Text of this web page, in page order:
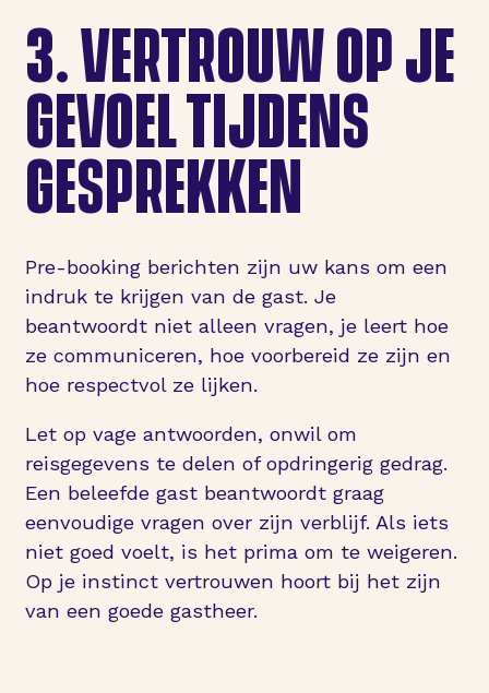
3.VERTROUW OP JE
GEVOEL TIJDENS
GESPREKKEN
Pre-booking berichten zijn uw kans om een
indruk te krijgen van de gast. Je
beantwoordt niet alleen vragen, je leert hoe
ze communiceren, hoe voorbereid ze zijn en
hoe respectvol ze lijken.
Let op vage antwoorden, onwil om
reisgegevens te delen of opdringerig gedrag.
Een beleefde gast beantwoordt graag
eenvoudige vragen over zijn verblijf. Als iets
niet goed voelt, is het prima om te weigeren.
Op je instinct vertrouwen hoort bij het zijn
van een goede gastheer.